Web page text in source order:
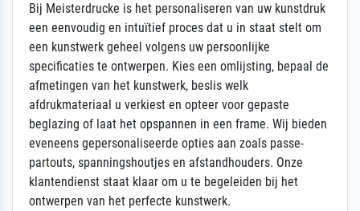
Bij Meisterdrucke is het personaliseren van uw kunstdruk
een eenvoudig en intuïtief proces dat u in staat stelt om
een kunstwerk geheel volgens uw persoonlijke
specificaties te ontwerpen. Kies een omlijsting, bepaal de
afmetingen van het kunstwerk, beslis welk
afdrukmateriaal u verkiest en opteer voor gepaste
beglazing of laat het opspannen in een frame. Wij bieden
eveneens gepersonaliseerde opties aan zoals passe-
partouts, spanningshoutjes en afstandhouders. Onze
klantendienst staat klaar om u te begeleiden bij het
ontwerpen van het perfecte kunstwerk.